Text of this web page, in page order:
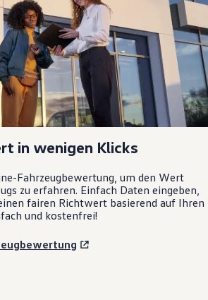
in wenigen Klicks
Fahrzeugbewertung, um den Wert
zu erfahren. Einfach Daten eingeben,
fairen Richtwert basierend auf Ihren
und kostenfrei!